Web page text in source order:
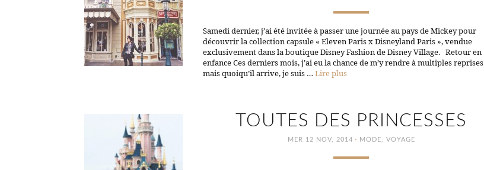
Samedi dernier, j’ai été invitée à passer une journée au pays de Mickey pour
découvrir la collection capsule « Eleven Paris x Disneyland Paris », vendue
exclusivement dans la boutique Disney Fashion de Disney Village. Retour en
enfance Ces derniers mois, j’ai eu la chance de m’y rendre à multiples reprises
mais quoiqu’il arrive, je suis … Lire plus
TOUTES DES PRINCESSES
MER 12 NOV, 2014 · MODE VOYAGE